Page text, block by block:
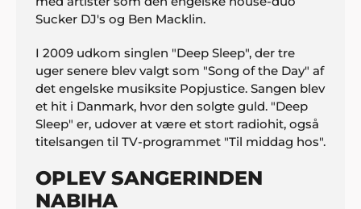
Sucker DJ's og Ben Macklin.
I 2009 udkom singlen "Deep Sleep", der tre
uger senere blev valgt som "Song of the Day" af
det engelske musiksite Popjustice. Sangen blev
et hit i Danmark, hvor den solgte guld. "Deep
Sleep" er, udover at være et stort radiohit, også
titelsangen til TV-programmet "Til middag hos".
OPLEV SANGERINDEN
NABIHA